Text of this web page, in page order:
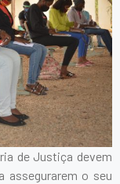
de Justiça devem
assegurarem o seu